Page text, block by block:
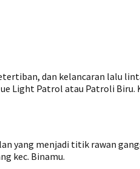
dan kelancaran lalu
Patrol atau Patroli Biru.
yang menjadi titik rawan
kec. Binamu.